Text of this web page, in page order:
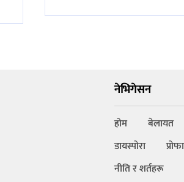
नेभिगेसन
होम बेलायत
डायस्पोरा
नीति र शर्तहरू